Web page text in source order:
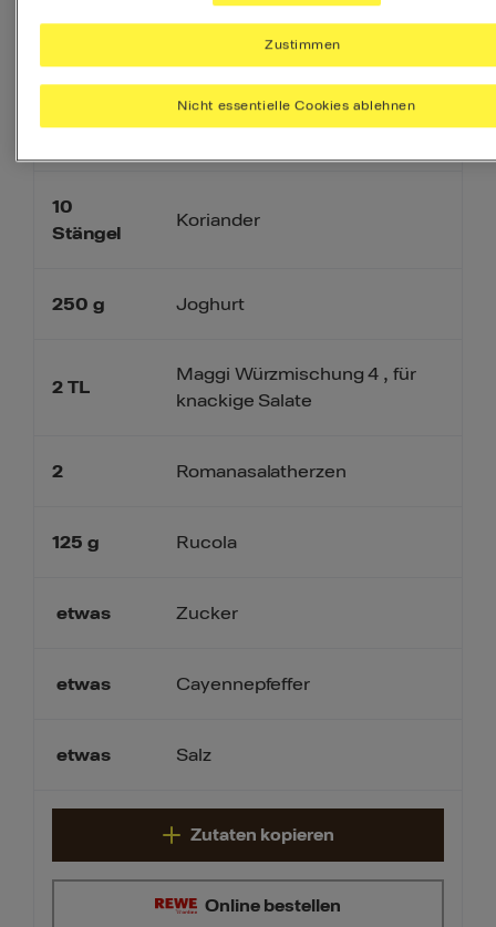
400 g
4 EL
10
Stängel
250 g
2 TL
2
125 g
etwas
etwas
etwas
Orangen, unbehandelt
Olivenöl
Koriander
Joghurt
Maggi Würzmischung 4 , für
knackige Salate
Romanasalatherzen
Rucola
Zucker
Cayennepfeffer
Salz
Online bestellen
Zutaten kopieren
Nicht essentielle Cookies ablehnen
Zustimmen